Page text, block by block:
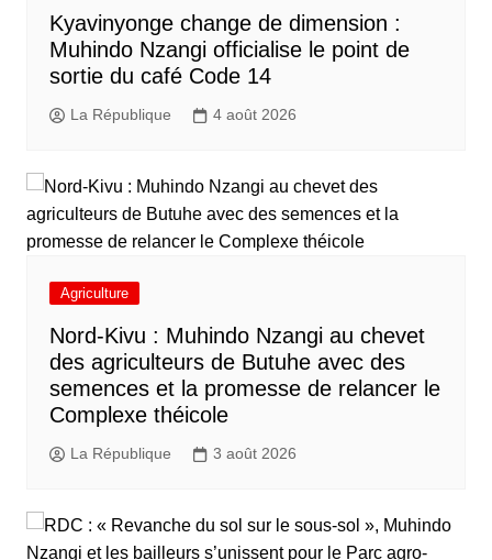
Kyavinyonge change de dimension :
Muhindo Nzangi officialise le point de
sortie du café Code 14
La République 4 août 2026
Agriculture
Nord-Kivu : Muhindo Nzangi au chevet
des agriculteurs de Butuhe avec des
semences et la promesse de relancer le
Complexe théicole
La République 3 août 2026